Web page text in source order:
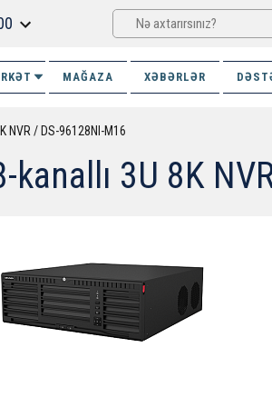
MAĞAZA XƏBƏRLƏR
NVR / DS-96128NI-M16
kanallı 3U 8K